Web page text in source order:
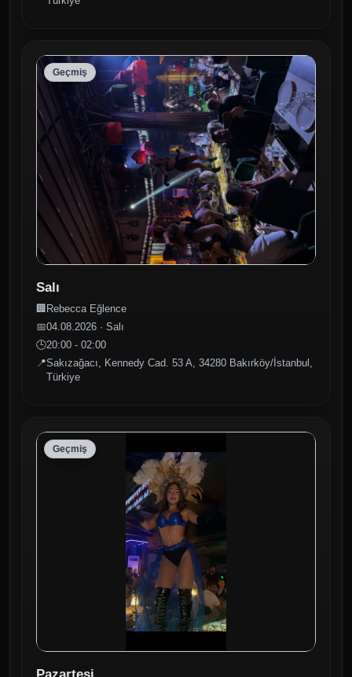
Geçmiş
Salı
🏢 Rebecca Eğlence
📅04.08.2026 · Salı
🕒20:00 - 02:00
📍Sakızağacı, Kennedy Cad. 53 A, 34280 Bakırköy/İstanbul,
Türkiye
Geçmiş